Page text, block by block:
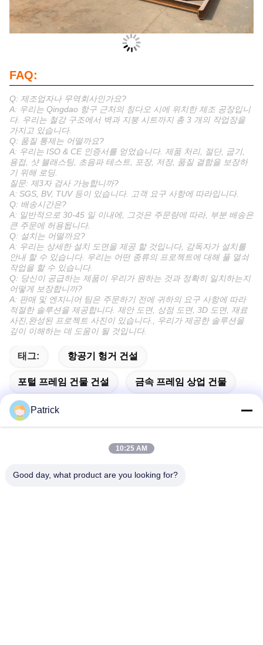
FAQ:
Q: 제조업자나 무역회사인가요?
A: 우리는 Qingdao 항구 근처의 칭다오 시에 위치한 제조 공장입니
다. 우리는 철강 구조에서 벽과 지붕 시트까지 총 3 개의 작업장을
가지고 있습니다.
Q: 품질 통제는 어떨까요?
A: 우리는 ISO & CE 인증서를 얻었습니다. 제품 처리, 절단, 굽기,
용접, 샷 블래스팅, 초음파 테스트, 포장, 저장, 품질 결함을 보장하
기 위해 로딩.
질문: 제3자 검사 가능합니까?
A: SGS, BV, TUV 등이 있습니다. 고객 요구 사항에 따라입니다.
Q: 배송시간은?
A: 일반적으로 30-45 일 이내에, 그것은 주문량에 따라, 부분 배송은
큰 주문에 허용됩니다.
Q: 설치는 어떨까요?
A: 우리는 상세한 설치 도면을 제공 할 것입니다, 감독자가 설치를
안내 할 수 있습니다. 우리는 어떤 종류의 프로젝트에 대해 풀 열쇠
작업을 할 수 있습니다.
Q: 당신이 공급하는 제품이 우리가 원하는 것과 정확히 일치하는지
어떻게 보장합니까?
A: 판매 및 엔지니어 팀은 주문하기 전에 귀하의 요구 사항에 따라
적절한 솔루션을 제공합니다. 제안 도면, 상점 도면, 3D 도면, 재료
사진,완성된 프로젝트 사진이 있습니다., 우리가 제공한 솔루션을
깊이 이해하는 데 도움이 될 것입니다.
태그: 항공기 헝거 건설
포털 프레임 건물 건설 금속 프레임 상업 건물
주소
Patrick
10:25 AM
Good day, what product are you looking for?